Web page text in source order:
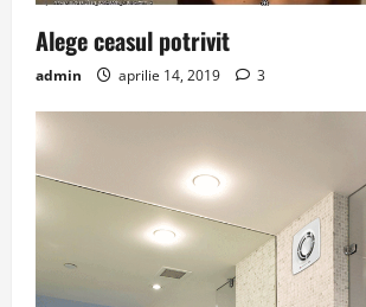
Alege ceasul potrivit
admin aprilie 14, 2019 3